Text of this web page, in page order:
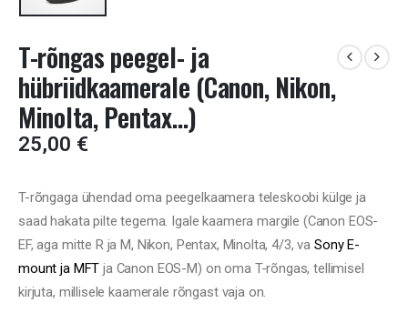
T-rõngas peegel- ja
hübriidkaamerale (Canon, Nikon,
Minolta, Pentax…)
25,00 €
T-rõngaga ühendad oma peegelkaamera teleskoobi külge ja
saad hakata pilte tegema. Igale kaamera margile (Canon EOS-
EF, aga mitte R ja M, Nikon, Pentax, Minolta, 4/3, va Sony E-
mount ja MFT ja Canon EOS-M) on oma T-rõngas, tellimisel
kirjuta, millisele kaamerale rõngast vaja on.